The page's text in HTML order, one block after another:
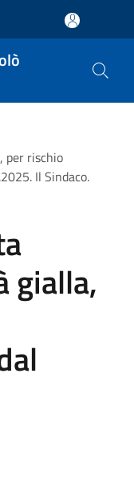
per rischio
Il Sindaco.
gialla,